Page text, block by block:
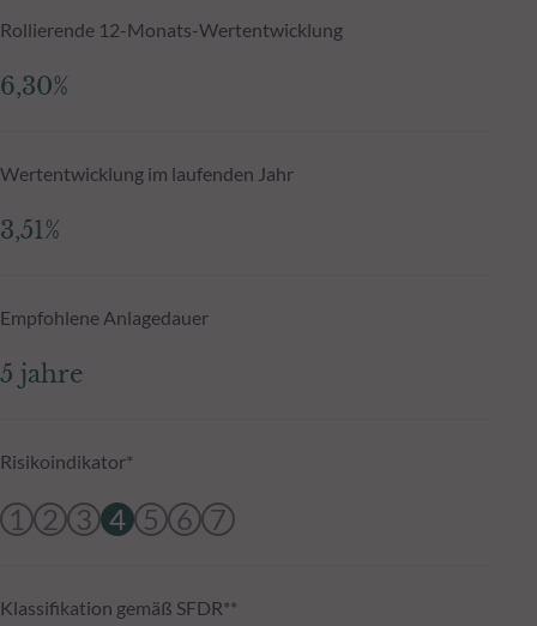
Rollierende 12-Monats-Wertentwicklung
6,30%
Wertentwicklung im laufenden Jahr
3,51%
Empfohlene Anlagedauer
5 jahre
Risikoindikator*
1 2 3 4 5 6 7
Klassifikation gemäß SFDR**